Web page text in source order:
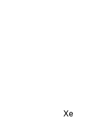
Xe